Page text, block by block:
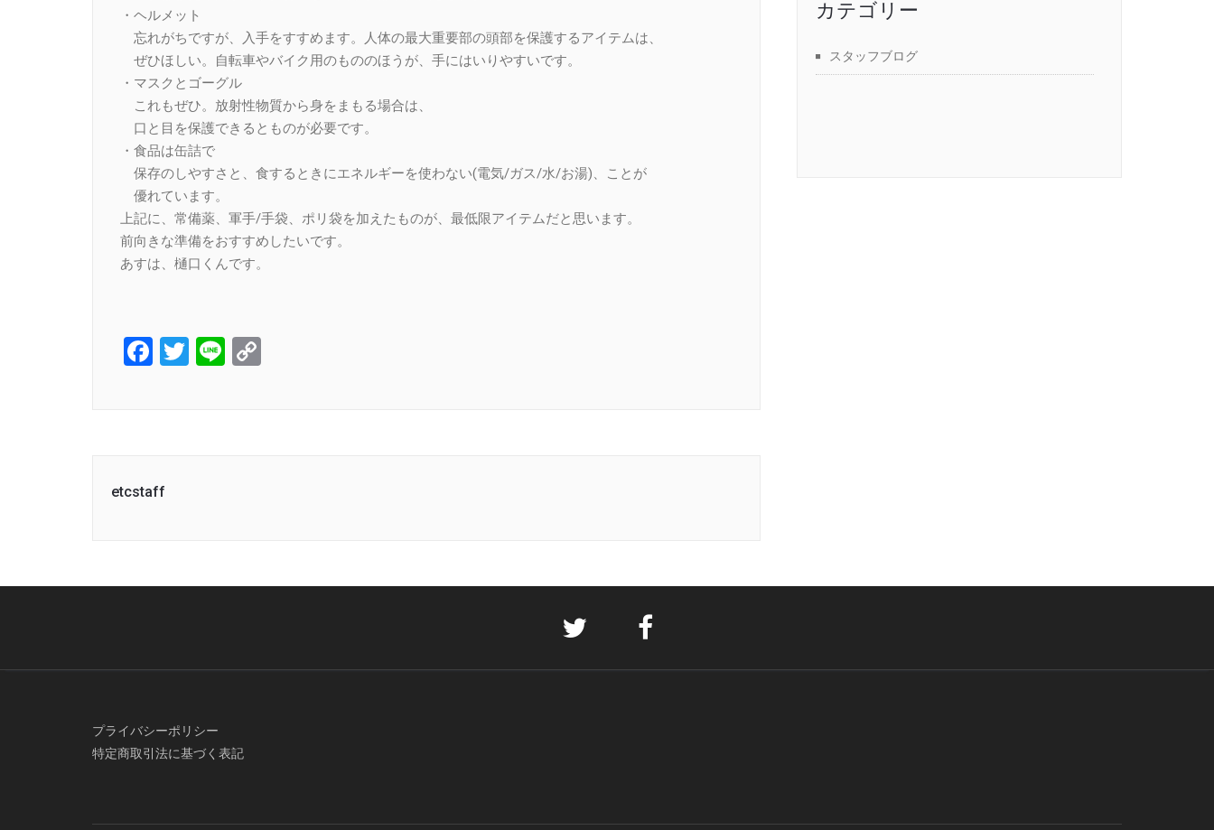
・ヘルメット
忘れがちですが、入手をすすめます。人体の最大重要部の頭部を保護するアイテムは、
ぜひほしい。自転車やバイク用のもののほうが、手にはいりやすいです。
・マスクとゴーグル
これもぜひ。放射性物質から身をまもる場合は、
口と目を保護できるとものが必要です。
・食品は缶詰で
保存のしやすさと、食するときにエネルギーを使わない(電気/ガス/水/お湯)、ことが
優れています。
上記に、常備薬、軍手/手袋、ポリ袋を加えたものが、最低限アイテムだと思います。
前向きな準備をおすすめしたいです。
あすは、樋口くんです。
Facebook
Twitter
Line
etcstaff
カテゴリー
スタッフブログ
プライバシーポリシー
特定商取引法に基づく表記